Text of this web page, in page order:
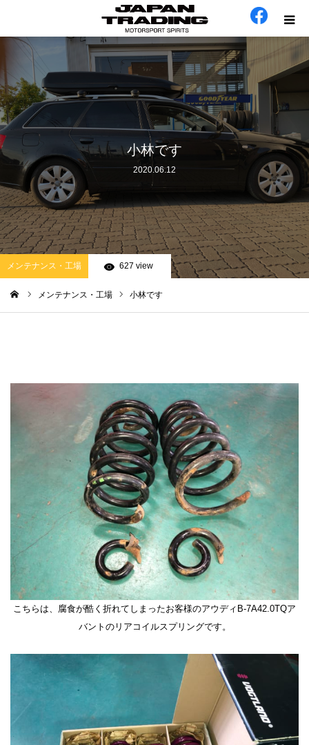
小林です
2020.06.12
メンテナンス・工場 627 view
メンテナンス・工場 小林です
こちらは、腐食が酷く折れてしまったお客様のアウディB-7A42.0TQア
バントのリアコイルスプリングです。
ホーム
在庫車
会社概要
カテゴリー
工場日誌
お問い合わせ